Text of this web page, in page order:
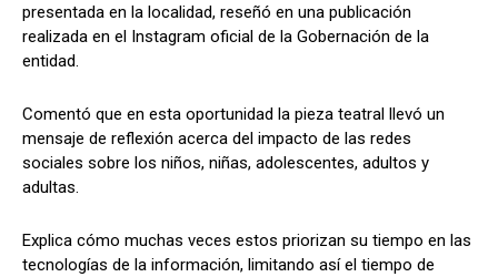
presentada en la localidad, reseñó en una publicación
realizada en el Instagram oficial de la Gobernación de la
entidad.
Comentó que en esta oportunidad la pieza teatral llevó un
mensaje de reflexión acerca del impacto de las redes
sociales sobre los niños, niñas, adolescentes, adultos y
adultas.
Explica cómo muchas veces estos priorizan su tiempo en las
tecnologías de la información, limitando así el tiempo de